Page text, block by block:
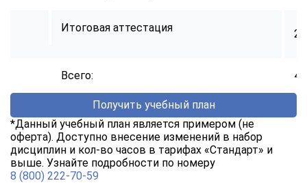
Итоговая аттестация 2
Всего:
Получить учебный план
*Данный учебный план является примером (не
оферта). Доступно внесение изменений в набор
дисциплин и кол-во часов в тарифах «Стандарт» и
выше. Узнайте подробности по номеру
8 (800) 222-70-59
ChatApp
online
Мессенджеры
Свяжитесь с нами через любой удобный мессенджер!